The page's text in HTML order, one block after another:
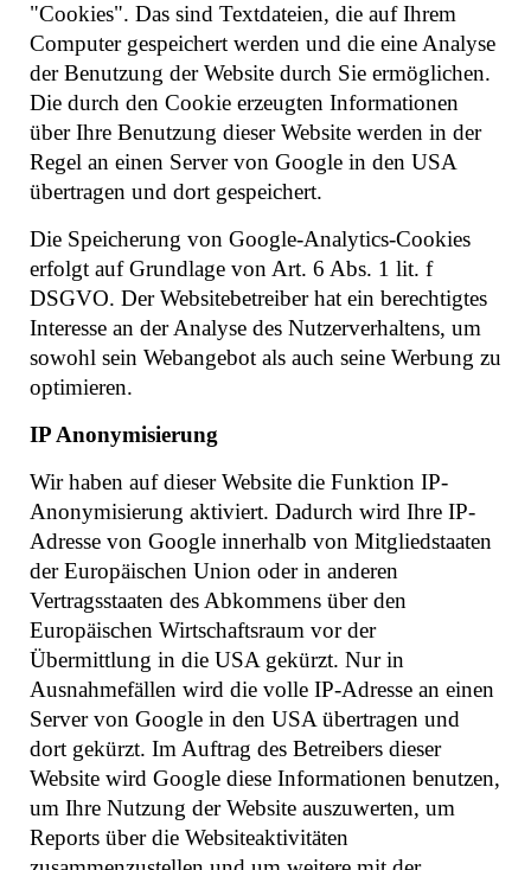
"Cookies". Das sind Textdateien, die auf Ihrem
Computer gespeichert werden und die eine Analyse
der Benutzung der Website durch Sie ermöglichen.
Die durch den Cookie erzeugten Informationen
über Ihre Benutzung dieser Website werden in der
Regel an einen Server von Google in den USA
übertragen und dort gespeichert.
Die Speicherung von Google-Analytics-Cookies
erfolgt auf Grundlage von Art. 6 Abs. 1 lit. f
DSGVO. Der Websitebetreiber hat ein berechtigtes
Interesse an der Analyse des Nutzerverhaltens, um
sowohl sein Webangebot als auch seine Werbung zu
optimieren.
IP Anonymisierung
Wir haben auf dieser Website die Funktion IP-
Anonymisierung aktiviert. Dadurch wird Ihre IP-
Adresse von Google innerhalb von Mitgliedstaaten
der Europäischen Union oder in anderen
Vertragsstaaten des Abkommens über den
Europäischen Wirtschaftsraum vor der
Übermittlung in die USA gekürzt. Nur in
Ausnahmefällen wird die volle IP-Adresse an einen
Server von Google in den USA übertragen und
dort gekürzt. Im Auftrag des Betreibers dieser
Website wird Google diese Informationen benutzen,
um Ihre Nutzung der Website auszuwerten, um
Reports über die Websiteaktivitäten